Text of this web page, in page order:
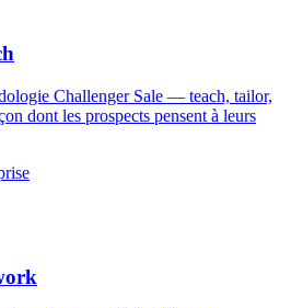
Challenger Sale — teach, tailor,
dont les prospects pensent à leurs